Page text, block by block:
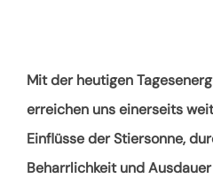
Mit der heutigen
erreichen uns einerseits
Einflüsse der Stiersonne,
Beharrlichkeit und